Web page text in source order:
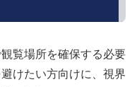
覧場所を確保する必要
けたい方向けに、視界